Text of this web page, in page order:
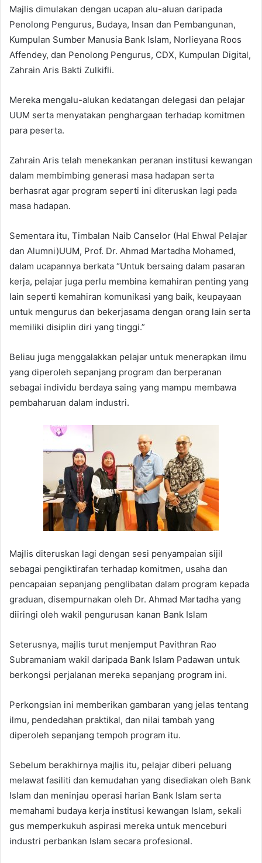
Majlis dimulakan dengan ucapan alu-aluan daripada
Penolong Pengurus, Budaya, Insan dan Pembangunan,
Kumpulan Sumber Manusia Bank Islam, Norlieyana Roos
Affendey, dan Penolong Pengurus, CDX, Kumpulan Digital,
Zahrain Aris Bakti Zulkifli.
Mereka mengalu-alukan kedatangan delegasi dan pelajar
UUM serta menyatakan penghargaan terhadap komitmen
para peserta.
Zahrain Aris telah menekankan peranan institusi kewangan
dalam membimbing generasi masa hadapan serta
berhasrat agar program seperti ini diteruskan lagi pada
masa hadapan.
Sementara itu, Timbalan Naib Canselor (Hal Ehwal Pelajar
dan Alumni)UUM, Prof. Dr. Ahmad Martadha Mohamed,
dalam ucapannya berkata “Untuk bersaing dalam pasaran
kerja, pelajar juga perlu membina kemahiran penting yang
lain seperti kemahiran komunikasi yang baik, keupayaan
untuk mengurus dan bekerjasama dengan orang lain serta
memiliki disiplin diri yang tinggi.”
Beliau juga menggalakkan pelajar untuk menerapkan ilmu
yang diperoleh sepanjang program dan berperanan
sebagai individu berdaya saing yang mampu membawa
pembaharuan dalam industri.
Majlis diteruskan lagi dengan sesi penyampaian sijil
sebagai pengiktirafan terhadap komitmen, usaha dan
pencapaian sepanjang penglibatan dalam program kepada
graduan, disempurnakan oleh Dr. Ahmad Martadha yang
diiringi oleh wakil pengurusan kanan Bank Islam
Seterusnya, majlis turut menjemput Pavithran Rao
Subramaniam wakil daripada Bank Islam Padawan untuk
berkongsi perjalanan mereka sepanjang program ini.
Perkongsian ini memberikan gambaran yang jelas tentang
ilmu, pendedahan praktikal, dan nilai tambah yang
diperoleh sepanjang tempoh program itu.
Sebelum berakhirnya majlis itu, pelajar diberi peluang
melawat fasiliti dan kemudahan yang disediakan oleh Bank
Islam dan meninjau operasi harian Bank Islam serta
memahami budaya kerja institusi kewangan Islam, sekali
gus memperkukuh aspirasi mereka untuk menceburi
industri perbankan Islam secara profesional.